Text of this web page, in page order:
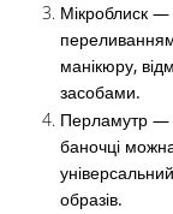
Мікроблиск —
манікюру,
засобами.
Перламутр —
баночці
образів.